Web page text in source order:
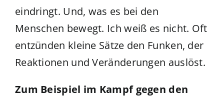
eindringt. Und, was es bei den
Menschen bewegt. Ich weiß es nicht. Oft
entzünden kleine Sätze den Funken, der
Reaktionen und Veränderungen auslöst.
Zum Beispiel im Kampf gegen den